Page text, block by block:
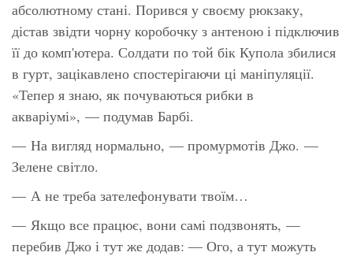
абсолютному стані. Порився у своєму рюкзаку,
дістав звідти чорну коробочку з антеною і підключив
її до комп'ютера. Солдати по той бік Купола збилися
в гурт, зацікавлено спостерігаючи ці маніпуляції.
«Тепер я знаю, як почуваються рибки в
акваріумі», — подумав Барбі.
— На вигляд нормально, — промурмотів Джо. —
Зелене світло.
— А не треба зателефонувати твоїм…
— Якщо все працює, вони самі подзвонять, —
перебив Джо і тут же додав: — Ого, а тут можуть